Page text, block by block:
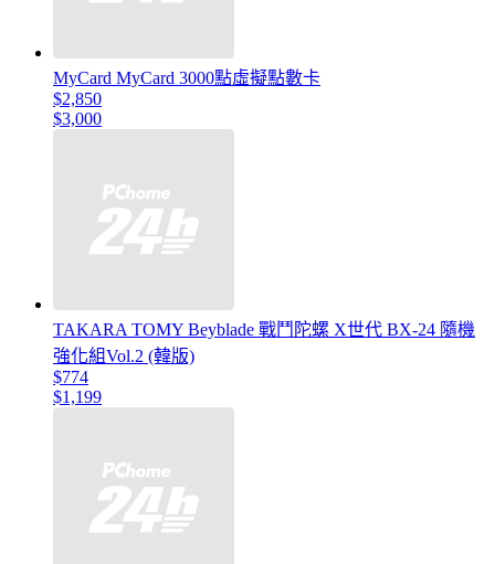
MyCard MyCard 3000點虛擬點數卡
$2,850
$3,000
TAKARA TOMY Beyblade 戰鬥陀螺 X世代 BX-24 隨機
強化組Vol.2 (韓版)
$774
$1,199